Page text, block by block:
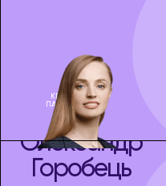
КЕРУЮЧА
ПАРТНЕРКА,
СЕО
Олександр
Горобець